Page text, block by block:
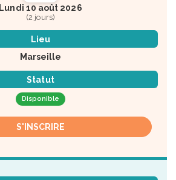
Lundi 10 août 2026
(2 jours)
Lieu
Marseille
Statut
Disponible
S'INSCRIRE